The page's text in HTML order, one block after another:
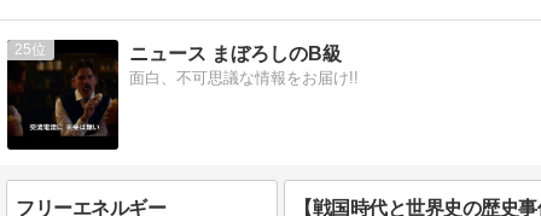
25 ニュース まぼろしのB級
面白、不可思議な情報をお届け!!
フリーエネルギー 【戦国時代と世界史の歴史